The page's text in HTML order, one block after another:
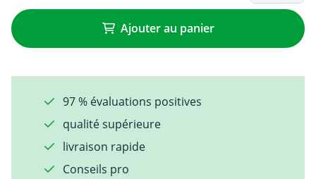
Ajouter au panier
97 % évaluations positives
qualité supérieure
livraison rapide
Conseils pro